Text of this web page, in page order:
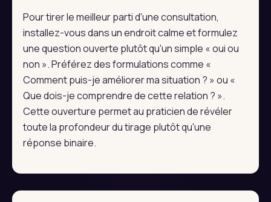
Pour tirer le meilleur parti d'une consultation,
installez-vous dans un endroit calme et formulez
une question ouverte plutôt qu'un simple « oui ou
non ». Préférez des formulations comme «
Comment puis-je améliorer ma situation ? » ou «
Que dois-je comprendre de cette relation ? ».
Cette ouverture permet au praticien de révéler
toute la profondeur du tirage plutôt qu'une
réponse binaire.